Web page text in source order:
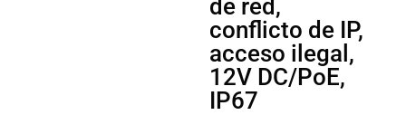
de red,
conflicto de IP,
acceso ilegal,
12V DC/PoE,
IP67